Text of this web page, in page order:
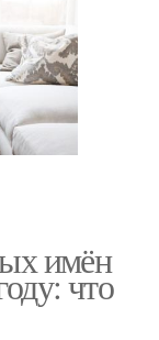
имён
что